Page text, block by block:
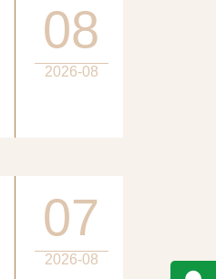
08
2026-08
07
2026-08